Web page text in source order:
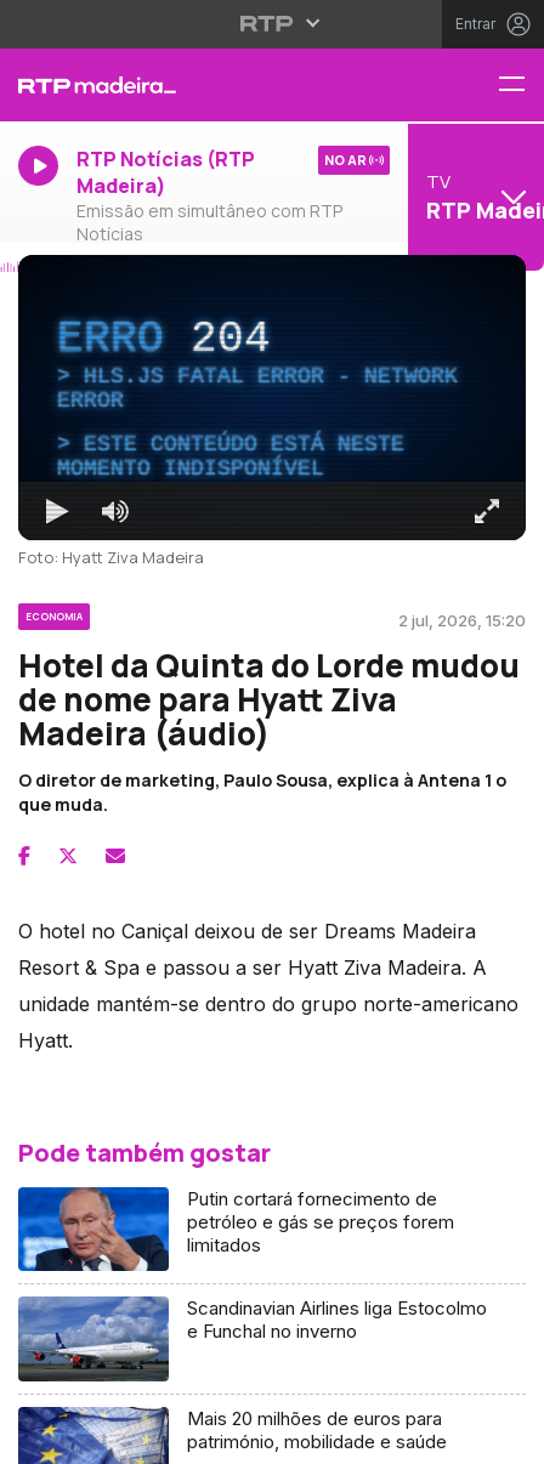
Entrar
RTP Notícias (RTP
Madeira)
Emissão em simultâneo com RTP
Notícias
NO AR
TV
RTP
ERRO204
HLS.JS FATAL ERROR - NETWORK
ERROR
ESTE CONTEÚDO ESTÁ NESTE
MOMENTO INDISPONÍVEL
Foto: Hyatt Ziva Madeira
ECONOMIA 2 jul, 2026, 15:20
Hotel da Quinta do Lorde mudou
de nome para Hyatt Ziva
Madeira (áudio)
O diretor de marketing, Paulo Sousa, explica à Antena 1 o
que muda.
O hotel no Caniçal deixou de ser Dreams Madeira
Resort & Spa e passou a ser Hyatt Ziva Madeira. A
unidade mantém-se dentro do grupo norte-americano
Hyatt.
Pode também gostar
Putin cortará fornecimento de
petróleo e gás se preços forem
limitados
Scandinavian Airlines liga Estocolmo
e Funchal no inverno
Mais 20 milhões de euros para
património, mobilidade e saúde